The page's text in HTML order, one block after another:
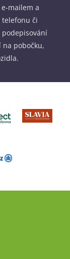
mailem a
telefonu či
pobočku,